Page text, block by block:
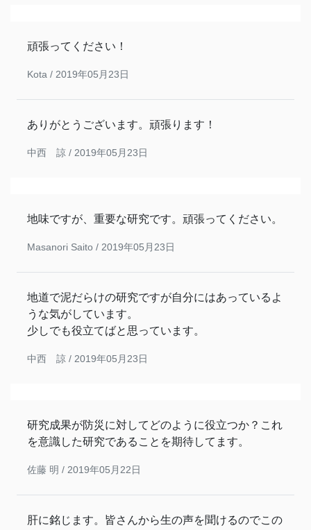
頑張ってください！
Kota / 2019年05月23日
ありがとうございます。頑張ります！
中西 諒 / 2019年05月23日
地味ですが、重要な研究です。頑張ってください。
Masanori Saito / 2019年05月23日
地道で泥だらけの研究ですが自分にはあっているよ
うな気がしています。
少しでも役立てばと思っています。
中西 諒 / 2019年05月23日
研究成果が防災に対してどのように役立つか？これ
を意識した研究であることを期待してます。
佐藤 明 / 2019年05月22日
肝に銘じます。皆さんから生の声を聞けるのでこの